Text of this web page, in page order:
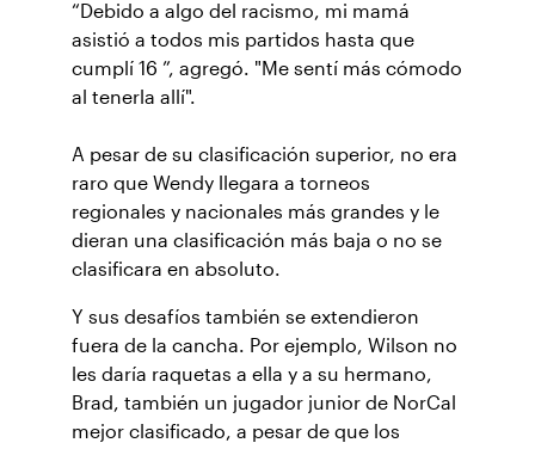
“Debido a algo del racismo, mi mamá
asistió a todos mis partidos hasta que
cumplí 16 ”, agregó. "Me sentí más cómodo
al tenerla allí".
A pesar de su clasificación superior, no era
raro que Wendy llegara a torneos
regionales y nacionales más grandes y le
dieran una clasificación más baja o no se
clasificara en absoluto.
Y sus desafíos también se extendieron
fuera de la cancha. Por ejemplo, Wilson no
les daría raquetas a ella y a su hermano,
Brad, también un jugador junior de NorCal
mejor clasificado, a pesar de que los